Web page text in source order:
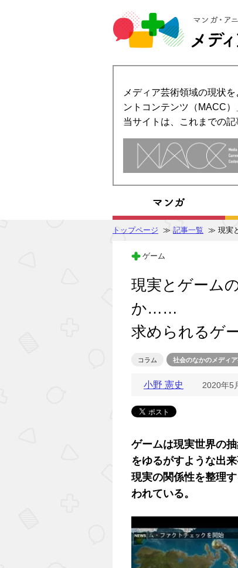
メディア芸術領域の現状
ントコンテンツ（MACC
当サイトは、これまでの
トップページ ≫ 記事一覧 ≫ 現実
ゲーム
現実とゲーム
か……
求められるゲ
コラム 社会のなかのメディ
小野 憲史 2020年5
ゲームは現実世界の
をゆるがすような出
現実の関係性を整理
われている。